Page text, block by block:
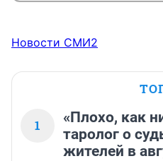
Новости СМИ2
1
«Плохо, как
таролог о
жителей в